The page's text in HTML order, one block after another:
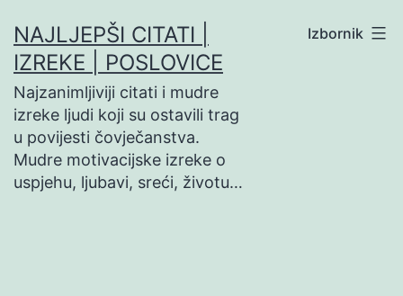
na
sadržaj
NAJLJEPŠI CITATI |
IZREKE | POSLOVICE
Najzanimljiviji citati i mudre
izreke ljudi koji su ostavili trag
u povijesti čovječanstva.
Mudre motivacijske izreke o
uspjehu, ljubavi, sreći, životu…
Izbornik